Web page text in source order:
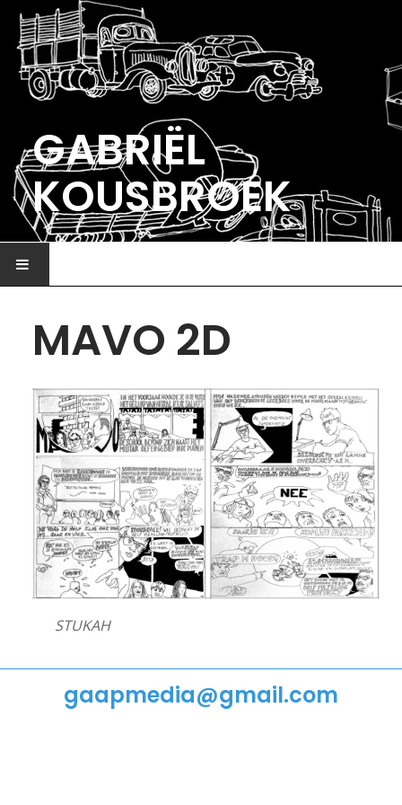
GABRIËL
KOUSBROEK
HOME
ILLUSTRATIE
STRIPS
PODIUM
VRIJ WERK
VIDEO
ANI
MAVO 2D
STUKAH
gaapmedia@gmail.com